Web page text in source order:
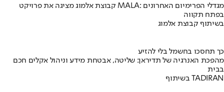
קבוצת אלמוג מציגה את פרויקט MALA: מגדלי הפרימיום האחרונים
בפתח תקווה
בשיתוף קבוצת אלמוג
כך תחסכו בחשמל בלי להזיע
מהפכת האנרגיה של תדיראן: שליטה, אבטחת מידע וניהול אקלים חכם
בבית
בשיתוף TADIRAN